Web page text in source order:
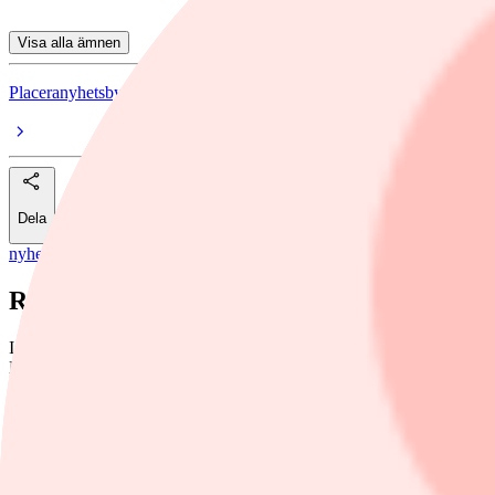
Visa alla ämnen
Placeranyhetsbyran Direktfinwire
Dela
nyheter
Rea på många kvalitetsbolag
I veckans redaktionspodd letar vi köplägen i kvalitetsbolag, tar
Kääntä.